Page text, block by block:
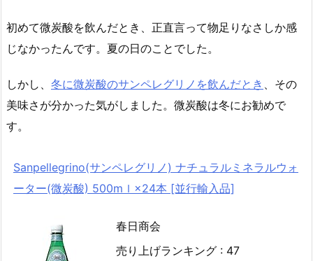
初めて微炭酸を飲んだとき、正直言って物足りなさしか感
じなかったんです。夏の日のことでした。
しかし、 冬に微炭酸のサンペレグリノを飲んだとき
、その
美味さが分かった気がしました。微炭酸は冬にお勧めで
す。
Sanpellegrino(サンペレグリノ) ナチュラルミネラルウォ
ーター(微炭酸) 500mｌ×24本 [並行輸入品]
春日商会
売り上げランキング : 47